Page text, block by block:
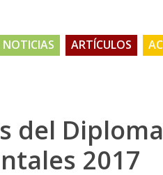
NOTICIAS ARTÍCULOS
del
2017